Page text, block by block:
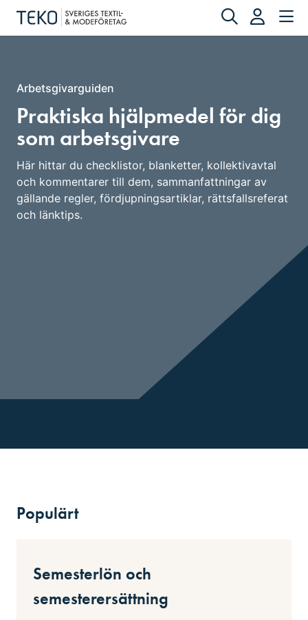
Arbetsgivarguiden
Praktiska hjälpmedel för dig
som arbetsgivare
Här hittar du checklistor, blanketter, kollektivavtal
och kommentarer till dem, sammanfattningar av
gällande regler, fördjupningsartiklar, rättsfallsreferat
och länktips.
Populärt
Semesterlön och
semesterersättning